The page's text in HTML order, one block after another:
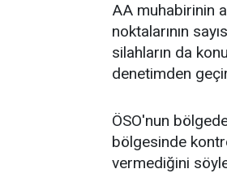
AA muhabirinin
noktalarının
silahların da
denetimden
ÖSO'nun
bölgesinde
vermediğini